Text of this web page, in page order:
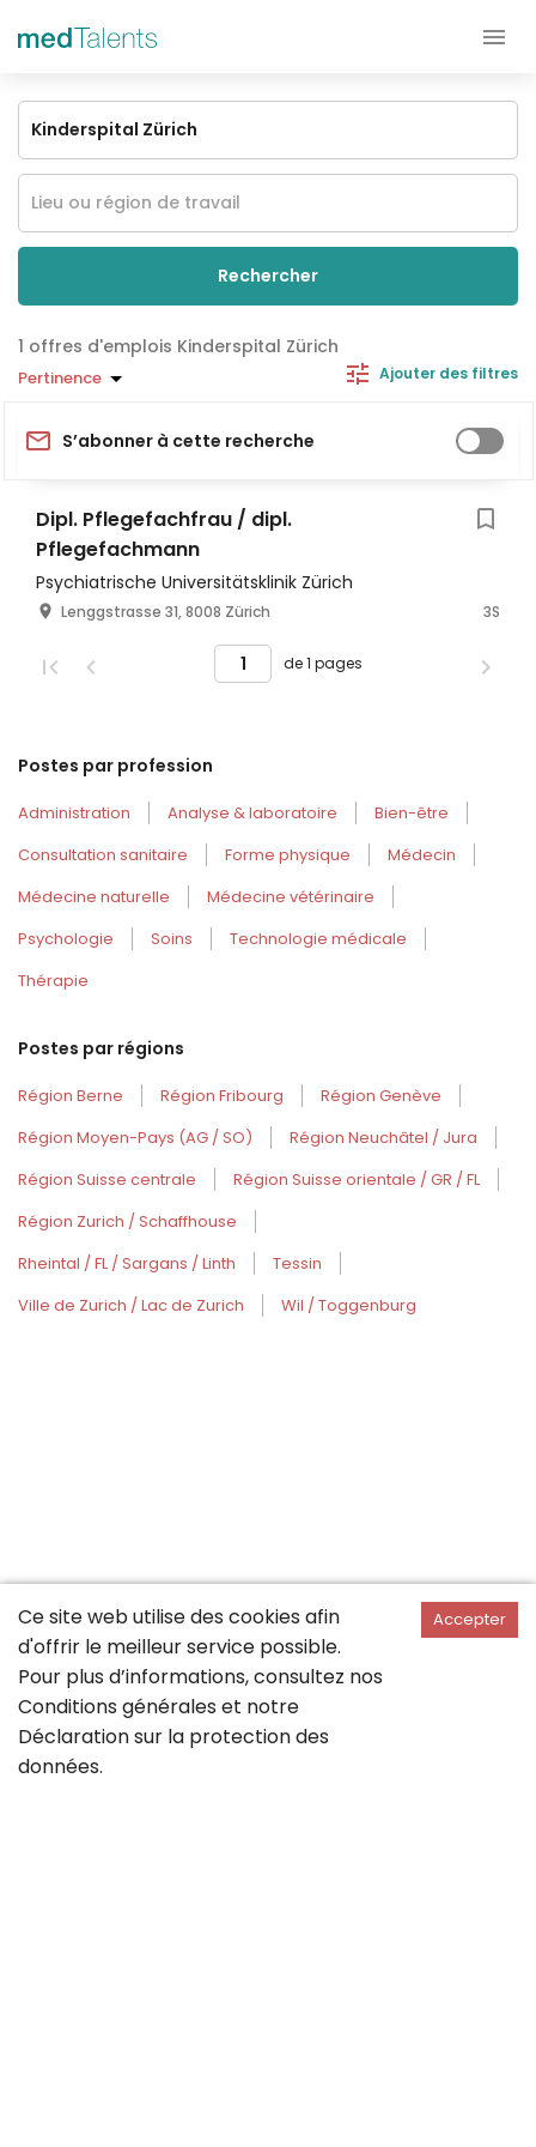
Rechercher
offres d'emplois Kinderspital Zürich
Pertinence Ajouter des filtres
S’abonner à cette recherche
Dipl. Pflegefachfrau / dipl.
Pflegefachmann
Psychiatrische Universitätsklinik Zürich
Lenggstrasse 31, 8008 Zürich 3S
de 1 pages
Postes par profession
Administration Analyse & laboratoire
Bien-être
Consultation sanitaire
Forme physique
Médecin
Médecine naturelle
Médecine vétérinaire
Psychologie
Soins
Technologie médicale
Thérapie
Postes par régions
Région Berne Région Fribourg
Région Genève
Région Moyen-Pays (AG / SO)
Région Neuchâtel / Jura
Région Suisse centrale
Région Suisse orientale / GR / FL
Région Zurich / Schaffhouse
Rheintal / FL / Sargans / Linth
Tessin
Ville de Zurich / Lac de Zurich
Wil / Toggenburg
Ce site web utilise des cookies afin
d'offrir le meilleur service possible.
Pour plus d’informations, consultez nos
Conditions générales et notre
Déclaration sur la protection des
données.
Accepter